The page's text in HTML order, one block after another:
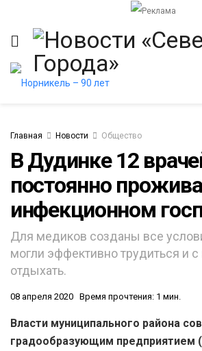
Главная Новости Общество
В Дудинке 12
постоянно
инфекционном
Для медиков созданы все
могли эффективно трудиться и
отдыхать.
08 апреля 2020 Время прочтения: 1 мин.
Власти муниципального района
градообразующим предприятием